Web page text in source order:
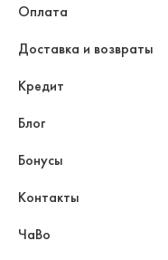
Оплата
Доставка и возвраты
Кредит
Блог
Бонусы
Контакты
ЧаВо